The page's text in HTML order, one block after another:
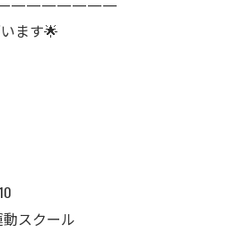
ます🌟
スクール